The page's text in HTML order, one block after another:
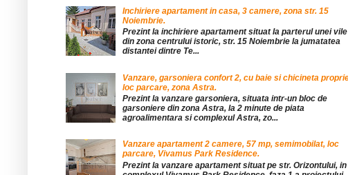
Inchiriere apartament in casa, 3 camere, zona str. 15
Noiembrie.
Prezint la inchiriere apartament situat la parterul unei vile
din zona centrului istoric, str. 15 Noiembrie la jumatatea
distantei dintre Te...
Vanzare, garsoniera confort 2, cu baie si chicineta
loc parcare, zona Astra.
Prezint la vanzare garsoniera, situata intr-un bloc de
garsoniere din zona Astra, la 2 minute de piata
agroalimentara si complexul Astra, zo...
Vanzare apartament 2 camere, 57 mp, semimobilat, loc
parcare, Vivamus Park Residence.
Prezint la vanzare apartament situat pe str. Orizontului, in